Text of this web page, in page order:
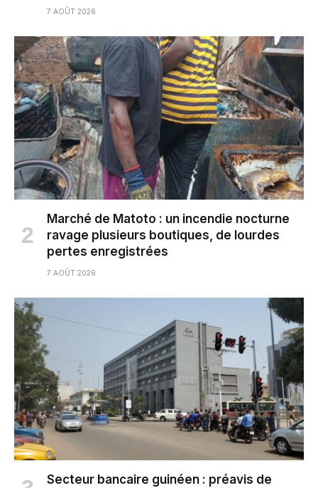
7 AOÛT 2026
Marché de Matoto : un incendie nocturne
ravage plusieurs boutiques, de lourdes
pertes enregistrées
7 AOÛT 2026
Secteur bancaire guinéen : préavis de